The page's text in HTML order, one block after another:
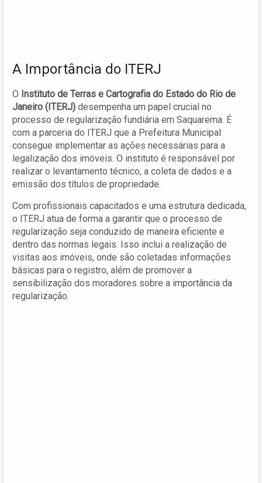
A Importância do ITERJ
O Instituto de Terras e Cartografia do Estado do Rio de
Janeiro (ITERJ) desempenha um papel crucial no
processo de regularização fundiária em Saquarema. É
com a parceria do ITERJ que a Prefeitura Municipal
consegue implementar as ações necessárias para a
legalização dos imóveis. O instituto é responsável por
realizar o levantamento técnico, a coleta de dados e a
emissão dos títulos de propriedade.
Com profissionais capacitados e uma estrutura dedicada,
o ITERJ atua de forma a garantir que o processo de
regularização seja conduzido de maneira eficiente e
dentro das normas legais. Isso inclui a realização de
visitas aos imóveis, onde são coletadas informações
básicas para o registro, além de promover a
sensibilização dos moradores sobre a importância da
regularização.